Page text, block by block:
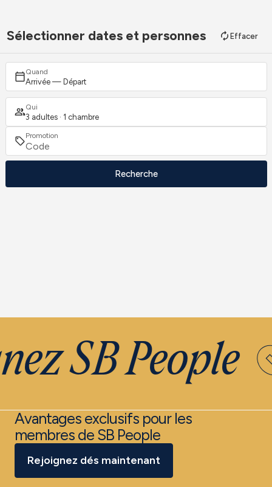
Sélectionner dates et personnes Effacer
Quand
Arrivée — Départ
Qui
3 adultes · 1 chambre
Promotion
Recherche
SB People
Avantages exclusifs pour les
membres de SB People
Rejoignez dés maintenant